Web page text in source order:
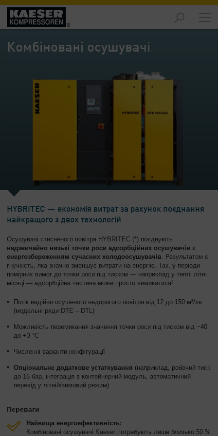
Продукція
-
Огляд
Обслуговування
Комбіновані осушувачі
HYBRITEC — економія витрат за рахунок поєднання
найкращого з двох технологій
Осушувачі стисненого повітря HYBRITEC (*) поєднують
надзвичайно низькі точки роси адсорбційних осушувачів з
енергозбереженням сучасних холодоосушувачів. Результатом є
гнучкість, яка значно зменшує витрати на енергію. Так, у періоди
помірних вимог до точки роси під тиском — наприклад у теплі літні
місяці — адсорбційна частина може просто вимикатися!
Потік надійно осушеного недорогого повітря від 12 до 150 м³/хв
(модельні ряди DTE – DTL)
Можливість перемикання значення точки роси під тиском від −40
до +3 °C
Численні варіанти конфігурації
Опціональне додаткове устаткування (наприклад, робочий тиск
до 16 бар, інтеграція в контейнерний модуль, автоматичний
перехід у літній/зимовий режим)
Переваги
Найвища енергоефективність:
Комбіновані осушувачі Kaeser потребують лише близько 50 %